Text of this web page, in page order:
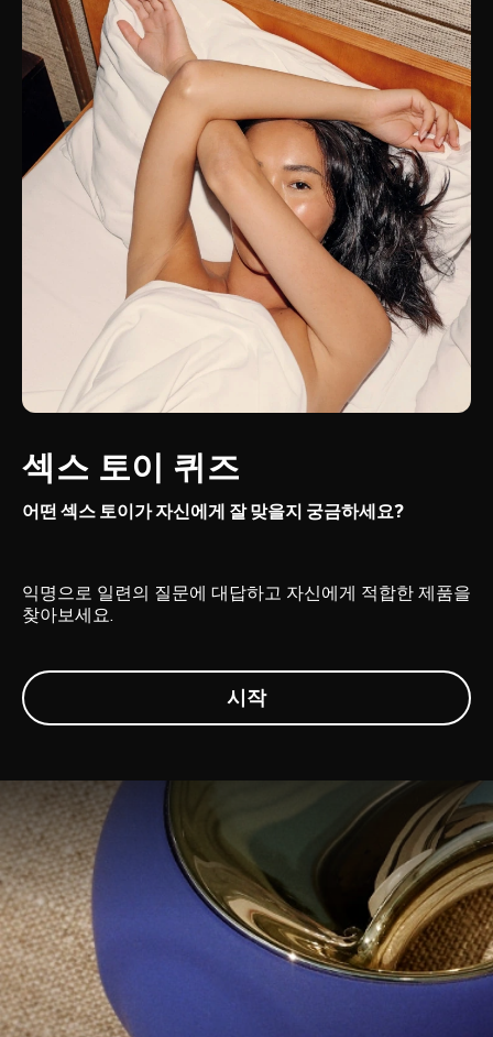
섹스 토이 퀴즈
어떤 섹스 토이가 자신에게 잘 맞을지 궁금하세요?
익명으로 일련의 질문에 대답하고 자신에게 적합한 제품을
찾아보세요.